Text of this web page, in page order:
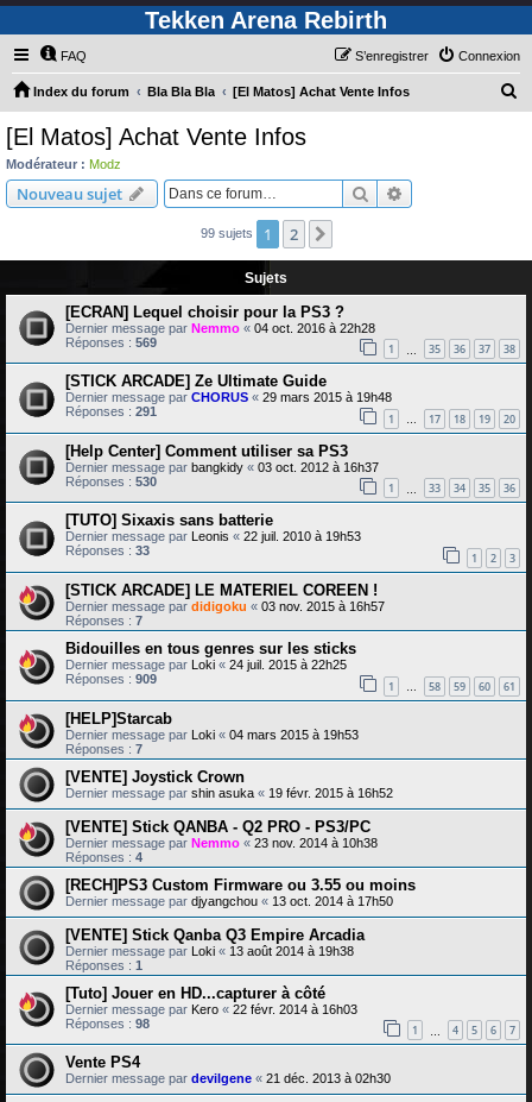
Tekken Arena Rebirth
FAQ Connexion
S’enregistrer
Index du forum Bla Bla Bla [El Matos] Achat Vente Infos
c
[El Matos] Achat Vente Infos
Modérateur : Modz
Nouveau sujet Rechercher
99 sujets 1 2
Sujets
[ECRAN] Lequel choisir pour la PS3 ?
Dernier message par Nemmo « 04 oct. 2016 à 22h28
Réponses : 569 1 35 36 37 38
[STICK ARCADE] Ze Ultimate Guide
Dernier message par CHORUS « 29 mars 2015 à 19h48
Réponses : 291 1 … 17 18 19 20
[Help Center] Comment utiliser sa PS3
Dernier message par bangkidy « 03 oct. 2012 à 16h37
Réponses : 530 1 33 34 35 36
[TUTO] Sixaxis sans batterie
Dernier message par Leonis « 22 juil. 2010 à 19h53
Réponses : 33 1 2 3
[STICK ARCADE] LE MATERIEL COREEN !
Dernier message par didigoku « 03 nov. 2015 à 16h57
Réponses : 7
Bidouilles en tous genres sur les sticks
Dernier message par Loki « 24 juil. 2015 à 22h25
Réponses : 909 1 … 58 59 60 61
[HELP]Starcab
Dernier message par Loki « 04 mars 2015 à 19h53
Réponses : 7
[VENTE] Joystick Crown
Dernier message par shin asuka « 19 févr. 2015 à 16h52
[VENTE] Stick QANBA - Q2 PRO - PS3/PC
Dernier message par Nemmo « 23 nov. 2014 à 10h38
Réponses : 4
[RECH]PS3 Custom Firmware ou 3.55 ou moins
Dernier message par djyangchou « 13 oct. 2014 à 17h50
[VENTE] Stick Qanba Q3 Empire Arcadia
Dernier message par Loki « 13 août 2014 à 19h38
Réponses : 1
[Tuto] Jouer en HD...capturer à côté
Dernier message par Kero « 22 févr. 2014 à 16h03
Réponses : 98 1 4 5 6 7
Vente PS4
Dernier message par devilgene « 21 déc. 2013 à 02h30